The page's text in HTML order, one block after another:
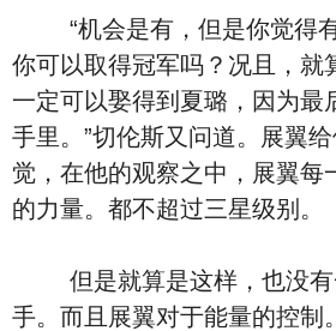
“机会是有，但是你觉得有
你可以取得冠军吗？况且，就
一定可以娶得到夏璐，因为最
手里。”切伦斯又问道。展翼
觉，在他的观察之中，展翼每
的力量。都不超过三星级别。
但是就算是这样，也没有
手。而且展翼对于能量的控制